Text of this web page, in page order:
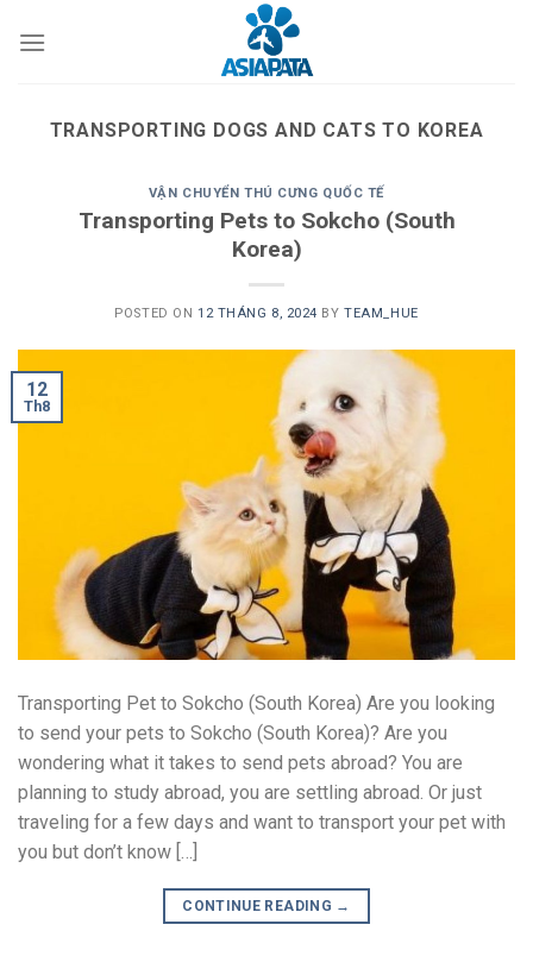
TRANSPORTING DOGS AND CATS TO KOREA
VẬN CHUYỂN THÚ CƯNG QUỐC TẾ
Transporting Pets to Sokcho (South
Korea)
POSTED ON 12 THÁNG 8, 2024 BYTEAM_HUE
12
Th8
Transporting Pet to Sokcho (South Korea) Are you looking
to send your pets to Sokcho (South Korea)? Are you
wondering what it takes to send pets abroad? You are
planning to study abroad, you are settling abroad. Or just
traveling for a few days and want to transport your pet with
you but don’t know […]
CONTINUE READING →